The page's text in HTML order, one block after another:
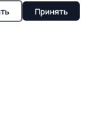
Принять